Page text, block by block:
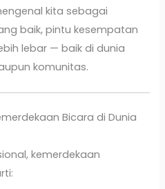
kita sebagai
baik, pintu kesempatan
lebar — baik di dunia
komunitas.
Bicara di Dunia
kemerdekaan